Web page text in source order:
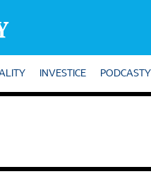
INVESTICE PODCASTY